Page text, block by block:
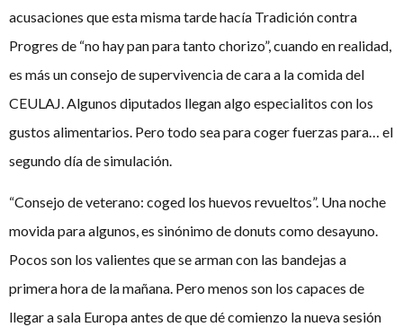
acusaciones que esta misma tarde hacía Tradición contra
Progres de “no hay pan para tanto chorizo”, cuando en realidad,
es más un consejo de supervivencia de cara a la comida del
CEULAJ. Algunos diputados llegan algo especialitos con los
gustos alimentarios. Pero todo sea para coger fuerzas para… el
segundo día de simulación.
“Consejo de veterano: coged los huevos revueltos”. Una noche
movida para algunos, es sinónimo de donuts como desayuno.
Pocos son los valientes que se arman con las bandejas a
primera hora de la mañana. Pero menos son los capaces de
llegar a sala Europa antes de que dé comienzo la nueva sesión